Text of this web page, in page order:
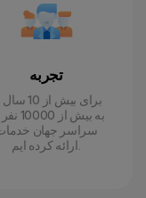
تجربه
برای بیش از 10
به بیش از
سراسر جهان
ارائه کرده ایم.